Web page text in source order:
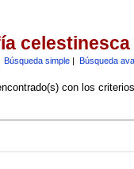
celestinesca
Búsqueda simple| Búsqueda
con los